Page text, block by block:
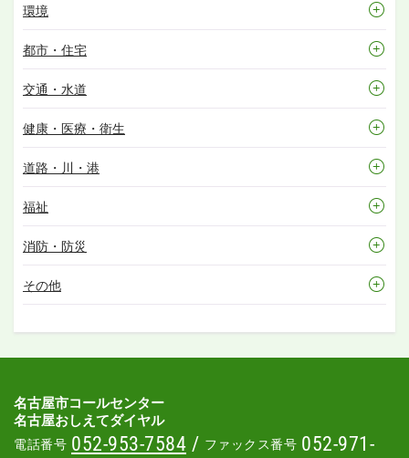
環境
都市・住宅
交通・水道
健康・医療・衛生
道路・川・港
福祉
消防・防災
その他
名古屋市コールセンター
名古屋おしえてダイヤル
電話番号 052-953-7584 / ファックス番号 052-971-